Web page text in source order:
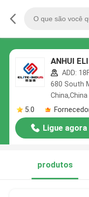
ANHUI
ADD:
680 South
China,China
5.0
Ligue agora
produtos